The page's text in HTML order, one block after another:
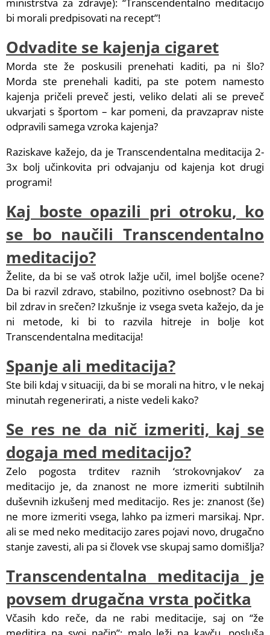
bi morali predpisovati na recept”!
Odvadite se kajenja cigaret
Morda ste že poskusili prenehati kaditi, pa ni šlo?
Morda ste prenehali kaditi, pa ste potem namesto
kajenja pričeli preveč jesti, veliko delati ali se preveč
ukvarjati s športom – kar pomeni, da pravzaprav niste
odpravili samega vzroka kajenja?
Raziskave kažejo, da je Transcendentalna meditacija 2-
3x bolj učinkovita pri odvajanju od kajenja kot drugi
programi!
Kaj boste opazili pri otroku, ko
se bo naučili Transcendentalno
meditacijo?
Želite, da bi se vaš otrok lažje učil, imel boljše ocene?
Da bi razvil zdravo, stabilno, pozitivno osebnost? Da bi
bil zdrav in srečen? Izkušnje iz vsega sveta kažejo, da je
ni metode, ki bi to razvila hitreje in bolje kot
Transcendentalna meditacija!
Spanje ali meditacija?
Ste bili kdaj v situaciji, da bi se morali na hitro, v le nekaj
minutah regenerirati, a niste vedeli kako?
Se res ne da nič izmeriti, kaj se
dogaja med meditacijo?
Zelo pogosta trditev raznih ‘strokovnjakov’ za
meditacijo je, da znanost ne more izmeriti subtilnih
duševnih izkušenj med meditacijo. Res je: znanost (še)
ne more izmeriti vsega, lahko pa izmeri marsikaj. Npr.
ali se med neko meditacijo zares pojavi novo, drugačno
stanje zavesti, ali pa si človek vse skupaj samo domišlja?
Transcendentalna meditacija je
povsem drugačna vrsta počitka
Včasih kdo reče, da ne rabi meditacije, saj on “že